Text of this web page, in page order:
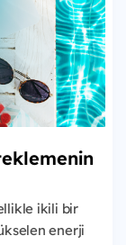
ikili bir
enerji